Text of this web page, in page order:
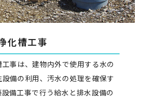
化槽工事
事は、建物内外で使用する水の
備の利用、汚水の処理を確保す
備工事で行う給水と排水設備の